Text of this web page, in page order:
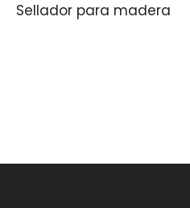
Sellador para madera